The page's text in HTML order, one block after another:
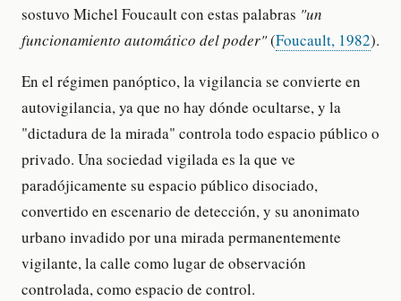
sostuvo Michel Foucault con estas palabras "un
funcionamiento automático del poder"(Foucault, 1982).
En el régimen panóptico, la vigilancia se convierte en
autovigilancia, ya que no hay dónde ocultarse, y la
"dictadura de la mirada" controla todo espacio público o
privado. Una sociedad vigilada es la que ve
paradójicamente su espacio público disociado,
convertido en escenario de detección, y su anonimato
urbano invadido por una mirada permanentemente
vigilante, la calle como lugar de observación
controlada, como espacio de control.